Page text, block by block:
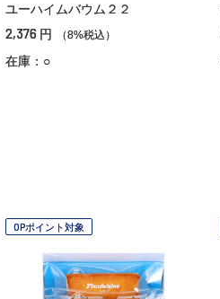
ユーハイムバウム２２
2,376 円 （8%税込）
在庫：○
OPポイント対象